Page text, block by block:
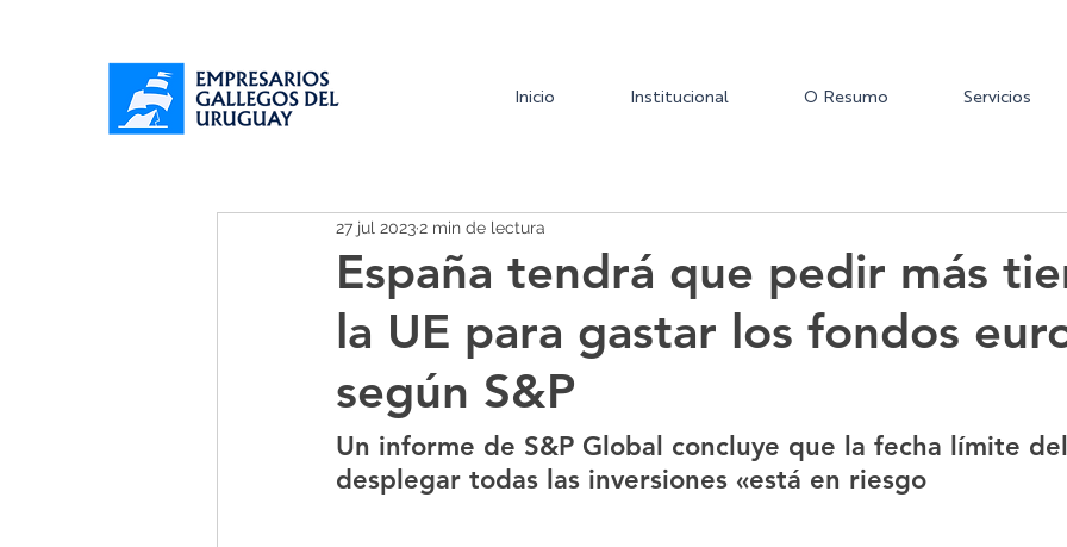
Inicio Institucional O Resumo Servicios
España tendrá que pedir más
la UE para gastar los fondos
según S&P
27 jul 2023 2 min de lectura
Un informe de S&P Global concluye que la fecha límite
desplegar todas las inversiones «está en riesgo